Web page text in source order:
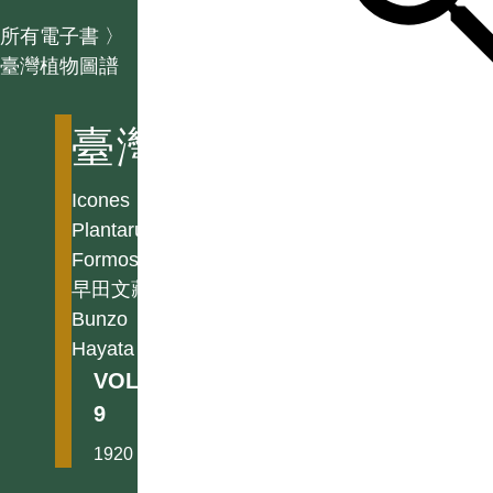
所有電子書 〉
臺灣植物圖譜
臺灣植物圖譜
Icones
Plantarum
Formosanarum
早田文藏
Bunzo
Hayata
VOL.
9
1920